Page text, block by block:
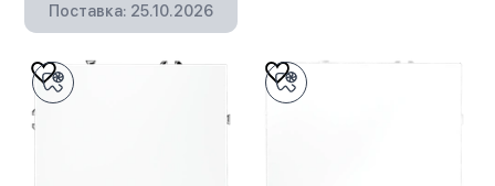
Поставка: 25.10.2026